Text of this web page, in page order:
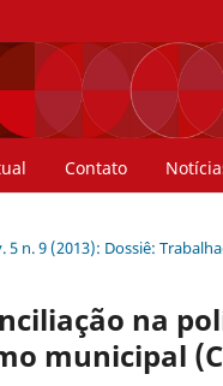
Contato
5 n. 9 (2013): Dossiê:
na
municipal